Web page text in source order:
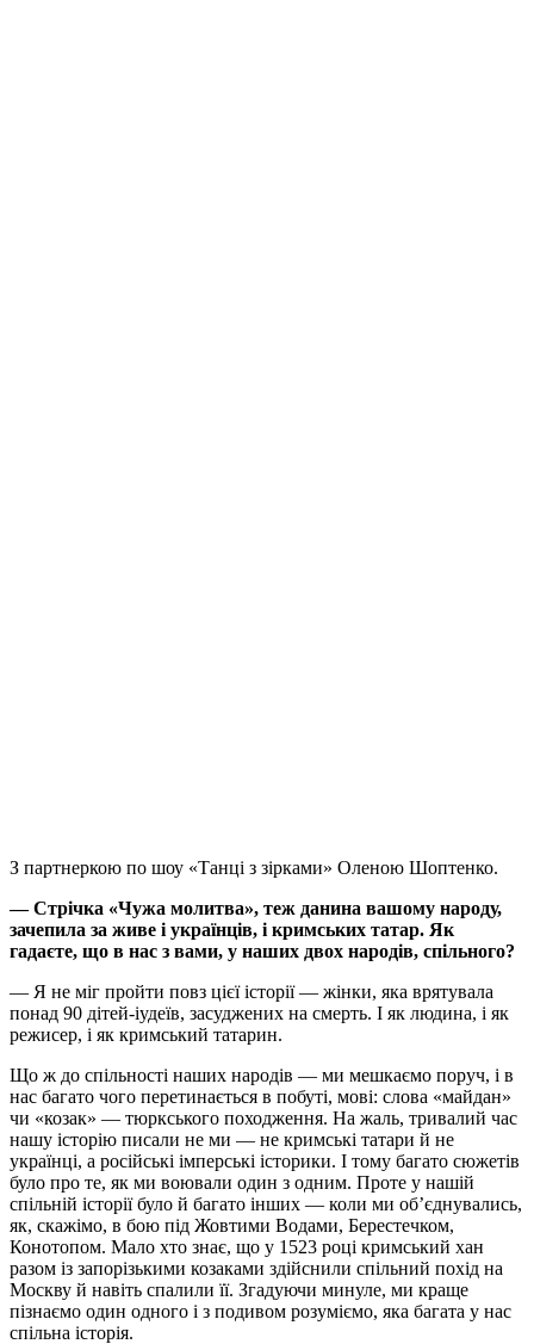
З партнеркою по шоу «Танці з зірками» Оленою Шоптенко.
— Стрічка «Чужа молитва», теж данина вашому народу,
зачепила за живе і українців, і кримських татар. Як
гадаєте, що в нас з вами, у наших двох народів, спільного?
— Я не міг пройти повз цієї історії — жінки, яка врятувала
понад 90 дітей-іудеїв, засуджених на смерть. І як людина, і як
режисер, і як кримський татарин.
Що ж до спільності наших народів — ми мешкаємо поруч, і в
нас багато чого перетинається в побуті, мові: слова «майдан»
чи «козак» — тюркського походження. На жаль, тривалий час
нашу історію писали не ми — не кримські татари й не
українці, а російські імперські історики. І тому багато сюжетів
було про те, як ми воювали один з одним. Проте у нашій
спільній історії було й багато інших — коли ми об’єднувались,
як, скажімо, в бою під Жовтими Водами, Берестечком,
Конотопом. Мало хто знає, що у 1523 році кримський хан
разом із запорізькими козаками здійснили спільний похід на
Москву й навіть спалили її. Згадуючи минуле, ми краще
пізнаємо один одного і з подивом розуміємо, яка багата у нас
спільна історія.